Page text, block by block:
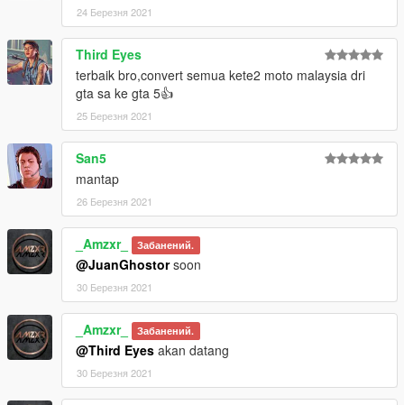
24 Березня 2021
Third Eyes
terbaik bro,convert semua kete2 moto malaysia dri
gta sa ke gta 5👍
25 Березня 2021
San5
mantap
26 Березня 2021
_Amzxr_ Забанений.
@JuanGhostorsoon
30 Березня 2021
_Amzxr_ Забанений.
@Third Eyes akan datang
30 Березня 2021